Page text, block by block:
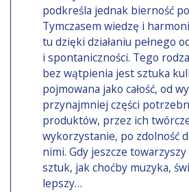
podkreśla jednak bierność
Tymczasem wiedzę i
tu dzięki działaniu pełnego
i spontaniczności. Tego
bez wątpienia jest sztuka
pojmowana jako całość, od
przynajmniej części
produktów, przez ich
wykorzystanie, po zdolność
nimi. Gdy jeszcze
sztuk, jak choćby muzyka,
lepszy…